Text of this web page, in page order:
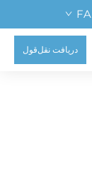
FA
دریافت نقل‌قول